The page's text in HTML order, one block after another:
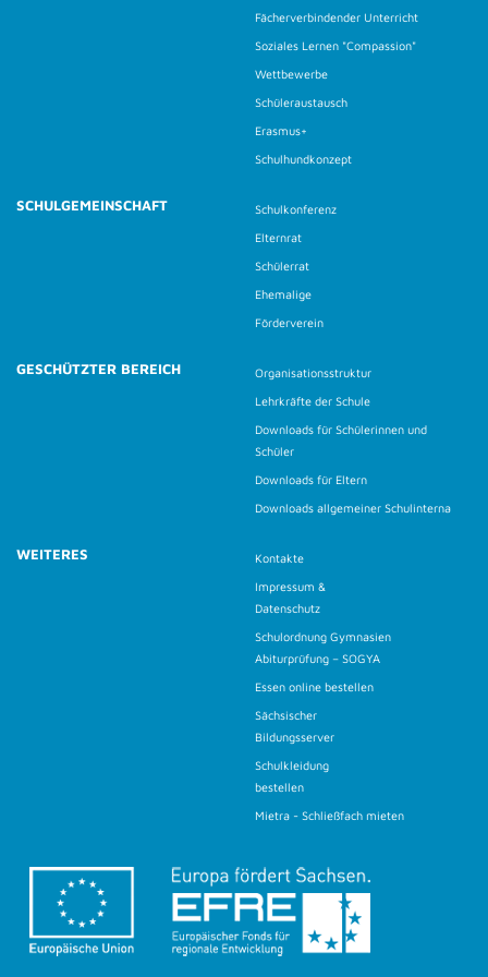
Fächerverbindender Unterricht
Soziales Lernen "Compassion"
Wettbewerbe
Schüleraustausch
Erasmus+
Schulhundkonzept
SCHULGEMEINSCHAFT
Schulkonferenz
Elternrat
Schülerrat
Ehemalige
Förderverein
GESCHÜTZTER BEREICH
Organisationsstruktur
Lehrkräfte der Schule
Downloads für Schülerinnen und
Schüler
Downloads für Eltern
Downloads allgemeiner Schulinterna
WEITERES
Kontakte
Impressum &
Datenschutz
Schulordnung Gymnasien
Abiturprüfung – SOGYA
Essen online bestellen
Sächsischer
Bildungsserver
Schulkleidung
bestellen
Mietra - Schließfach mieten